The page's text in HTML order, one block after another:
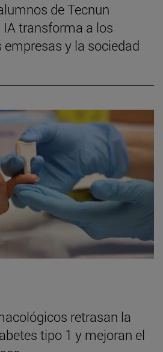
de Tecnun
transforma a los
empresas y la sociedad
retrasan la
tipo 1 y mejoran el